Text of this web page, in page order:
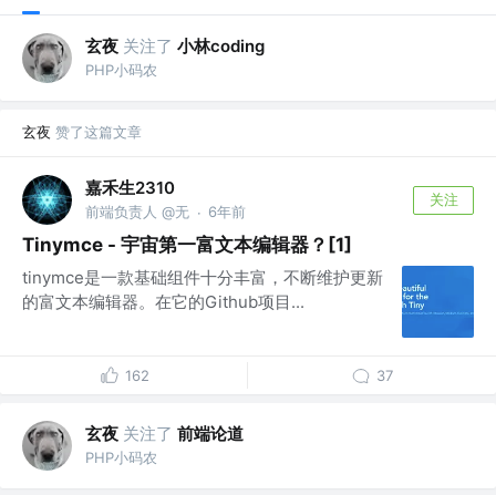
玄夜 关注了 小林coding
PHP小码农
玄夜 赞了这篇文章
嘉禾生2310
前端负责人 @无 · 6年前
关注
Tinymce - 宇宙第一富文本编辑器？[1]
tinymce是一款基础组件十分丰富，不断维护更新
的富文本编辑器。在它的Github项目...
162 37
玄夜 关注了 前端论道
PHP小码农